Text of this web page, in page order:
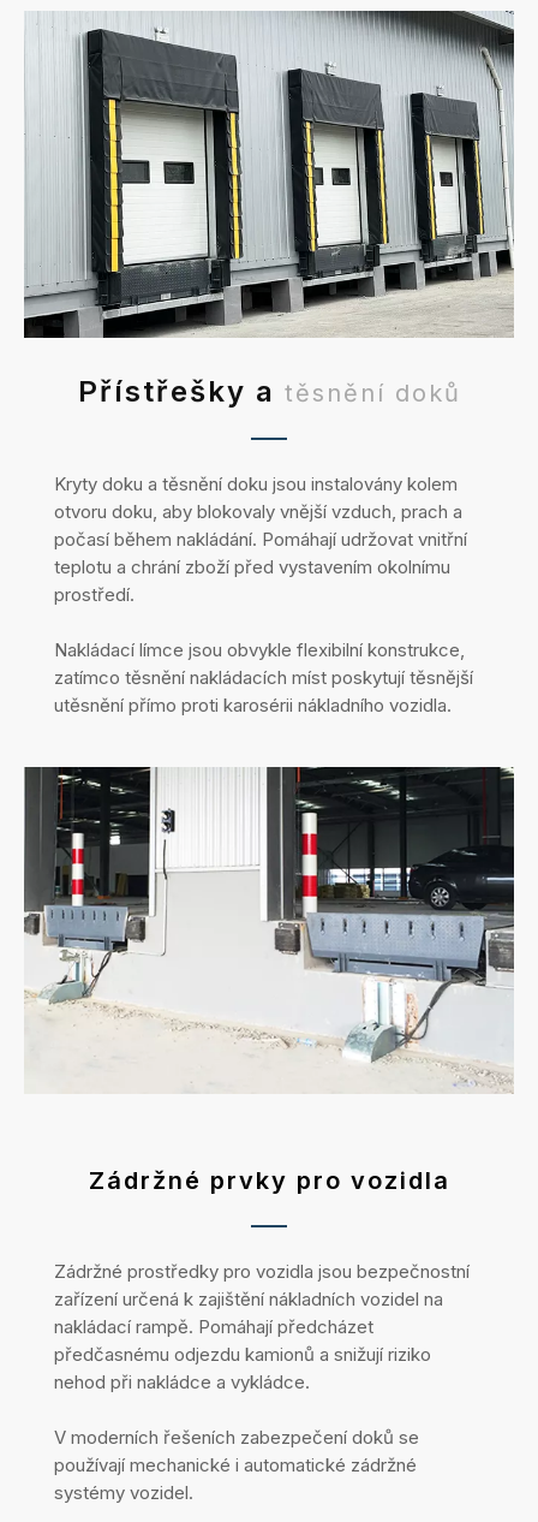
Přístřešky a těsnění doků
Kryty doku a těsnění doku jsou instalovány kolem
otvoru doku, aby blokovaly vnější vzduch, prach a
počasí během nakládání. Pomáhají udržovat vnitřní
teplotu a chrání zboží před vystavením okolnímu
prostředí.
Nakládací límce jsou obvykle flexibilní konstrukce,
zatímco těsnění nakládacích míst poskytují těsnější
utěsnění přímo proti karosérii nákladního vozidla.
Zádržné prvky pro vozidla
Zádržné prostředky pro vozidla jsou bezpečnostní
zařízení určená k zajištění nákladních vozidel na
nakládací rampě. Pomáhají předcházet
předčasnému odjezdu kamionů a snižují riziko
nehod při nakládce a vykládce.
V moderních řešeních zabezpečení doků se
používají mechanické i automatické zádržné
systémy vozidel.